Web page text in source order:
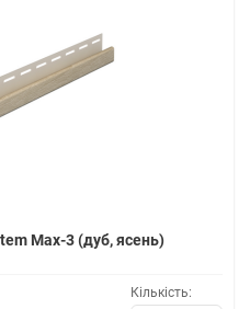
Max-3 (дуб, ясень)
Кількість: